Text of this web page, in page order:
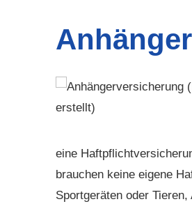
eine
brauchen keine eigene
Sportgeräten oder